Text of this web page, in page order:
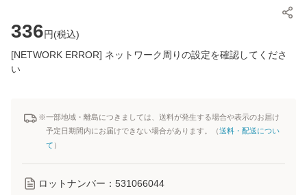
336円(税込)
[NETWORK ERROR] ネットワーク周りの設定を確認してくださ
い
※一部地域・離島につきましては、送料が発生する場合や表示のお届け
予定日期間内にお届けできない場合があります。（送料・配送につい
て ）
ロットナンバー： 531066044